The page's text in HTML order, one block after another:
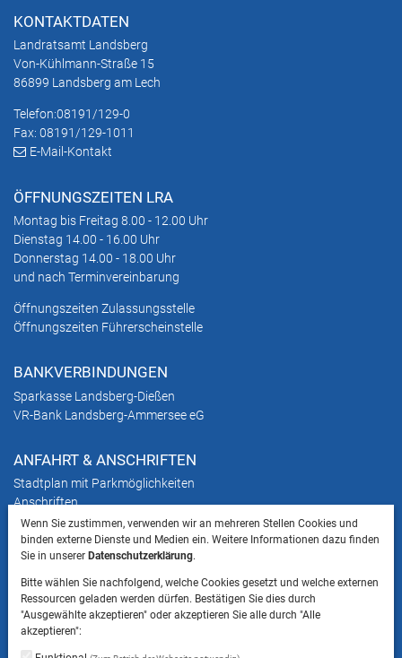
KONTAKTDATEN
Landratsamt Landsberg
Von-Kühlmann-Straße 15
86899 Landsberg am Lech
Telefon:08191/129-0
Fax: 08191/129-1011
E-Mail-Kontakt
ÖFFNUNGSZEITEN LRA
Montag bis Freitag 8.00 - 12.00 Uhr
Dienstag 14.00 - 16.00 Uhr
Donnerstag 14.00 - 18.00 Uhr
und nach Terminvereinbarung
Öffnungszeiten Zulassungsstelle
Öffnungszeiten Führerscheinstelle
BANKVERBINDUNGEN
Sparkasse Landsberg-Dießen
VR-Bank Landsberg-Ammersee eG
ANFAHRT & ANSCHRIFTEN
Stadtplan mit Parkmöglichkeiten
Anschriften
HINWEIS
ins Landratsamt Landsberg am Lech NICHT
gestattet ist.
Wenn Sie zustimmen, verwenden wir an mehreren Stellen Cookies und
binden externe Dienste und Medien ein. Weitere Informationen dazu finden
Sie in unsererDatenschutzerklärung.
Bitte wählen Sie nachfolgend, welche Cookies gesetzt und welche externen
Ressourcen geladen werden dürfen. Bestätigen Sie dies durch
"Ausgewählte akzeptieren" oder akzeptieren Sie alle durch "Alle
akzeptieren":